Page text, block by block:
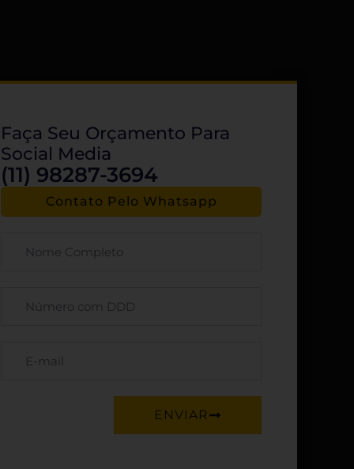
Faça Seu Orçamento Para
Social Media
(11) 98287-3694
Contato Pelo Whatsapp
ENVIAR